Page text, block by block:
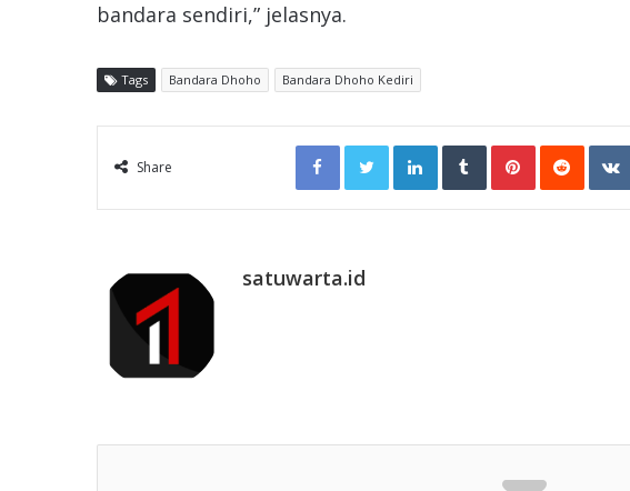
bandara sendiri,” jelasnya.
Tags Bandara Dhoho Bandara Dhoho Kediri
Share
FacebookTwitterLinkedInTumblrPinterestReddit
satuwarta.id